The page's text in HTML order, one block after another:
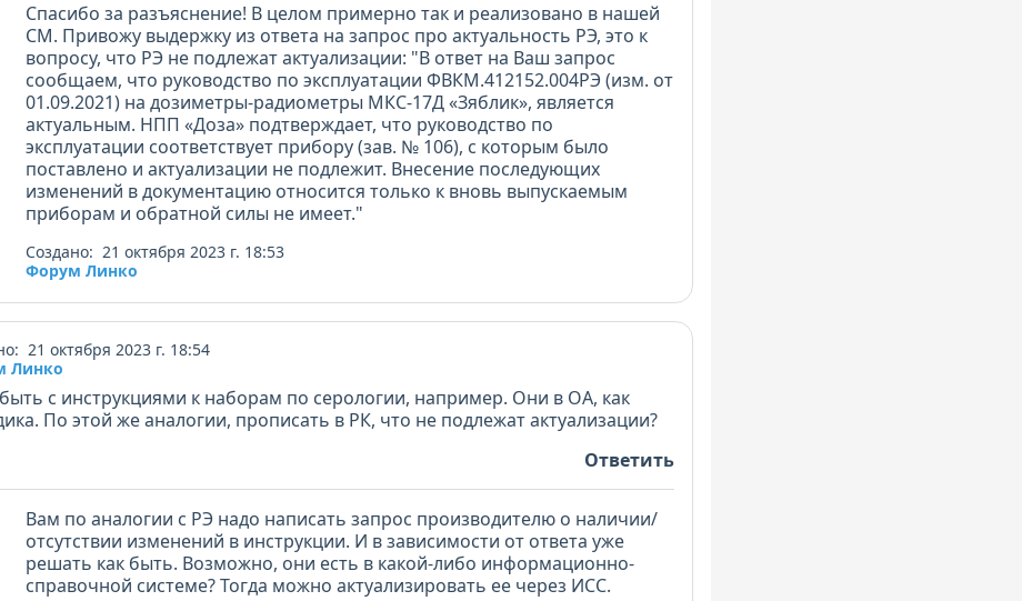
Спасибо за разъяснение! В целом примерно так и реализовано в нашей
СМ. Привожу выдержку из ответа на запрос про актуальность РЭ, это к
вопросу, что РЭ не подлежат актуализации: "В ответ на Ваш запрос
сообщаем, что руководство по эксплуатации ФВКМ.412152.004РЭ (изм. от
01.09.2021) на дозиметры-радиометры МКС-17Д «Зяблик», является
актуальным. НПП «Доза» подтверждает, что руководство по
эксплуатации соответствует прибору (зав. № 106), с которым было
поставлено и актуализации не подлежит. Внесение последующих
изменений в документацию относится только к вновь выпускаемым
приборам и обратной силы не имеет."
Создано: 21 октября 2023 г. 18:53
Форум Линко
21 октября 2023 г. 18:54
Линко
с инструкциями к наборам по серологии, например. Они в ОА, как
По этой же аналогии, прописать в РК, что не подлежат актуализации?
Ответить
Вам по аналогии с РЭ надо написать запрос производителю о наличии/
отсутствии изменений в инструкции. И в зависимости от ответа уже
решать как быть. Возможно, они есть в какой-либо информационно-
справочной системе? Тогда можно актуализировать ее через ИСС.